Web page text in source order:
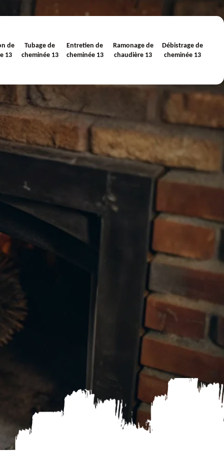
de
13
Tubage de
cheminée 13
Entretien de
cheminée 13
Ramonage de
chaudière 13
Débistrage de
cheminée 13